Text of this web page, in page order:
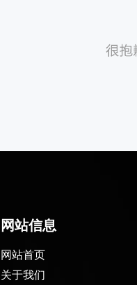
网站信息
网站首页
关于我们